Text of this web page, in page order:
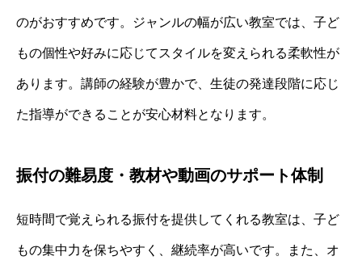
のがおすすめです。ジャンルの幅が広い教室では、子ど
もの個性や好みに応じてスタイルを変えられる柔軟性が
あります。講師の経験が豊かで、生徒の発達段階に応じ
た指導ができることが安心材料となります。
振付の難易度・教材や動画のサポート体制
短時間で覚えられる振付を提供してくれる教室は、子ど
もの集中力を保ちやすく、継続率が高いです。また、オ